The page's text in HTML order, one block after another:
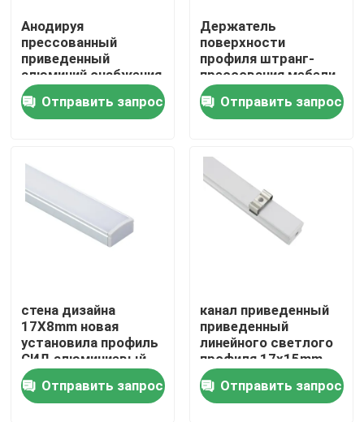
Продукты
О нас
Проверка качества
Свяжитесь мы
Поверхностный установленный профиль СИД
Утопленные профили СИД
Анодируя
прессованный
приведенный
алюминий снабжения
жилищем освещающ
поверхность
профиля установил
Отправить запрос
Держатель
поверхности
профиля штранг-
прессования мебели
сплава Heatsink
алюминиевый привел
линейный свет
Отправить запрос
стена дизайна
17X8mm новая
установила профиль
СИД алюминиевый
для освещения кухни
Отправить запрос
канал приведенный
приведенный
линейного светлого
профиля 17x15mm
жилой
поверхностный
установленный
Отправить запрос